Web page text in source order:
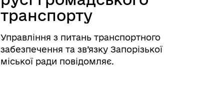
транспорту
Управління з питань транспортного
забезпечення та зв’язку Запорізької
міської ради повідомляє.